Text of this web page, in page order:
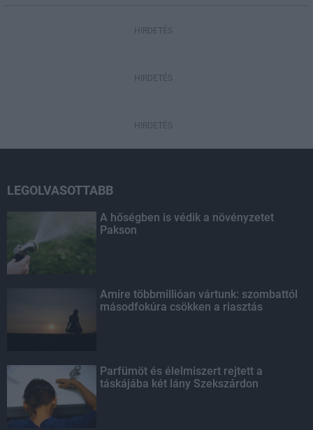
HIRDETÉS
HIRDETÉS
HIRDETÉS
LEGOLVASOTTABB
A hőségben is védik a növényzetet
Pakson
Amire többmillióan vártunk: szombattól
másodfokúra csökken a riasztás
Parfümöt és élelmiszert rejtett a
táskájába két lány Szekszárdon